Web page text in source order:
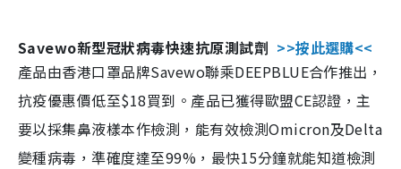
Savewo新型冠狀病毒快速抗原測試劑 >>按此選購<<
產品由香港口罩品牌Savewo聯乘DEEPBLUE合作推出，
抗疫優惠價低至$18買到。產品已獲得歐盟CE認證，主
要以採集鼻液樣本作檢測，能有效檢測Omicron及Delta
變種病毒，準確度達至99%，最快15分鐘就能知道檢測